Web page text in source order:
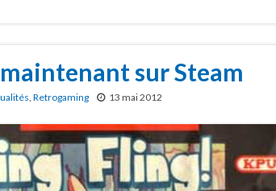
sur Steam
, Retrogaming 13 mai 2012